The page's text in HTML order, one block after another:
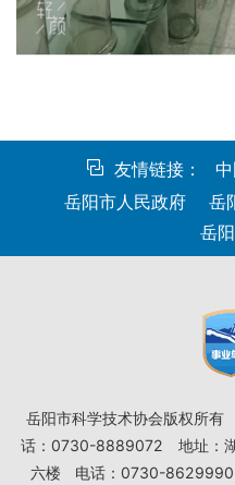
友情链接：
岳阳市人民政府
岳
岳
岳阳市科学技术协会版权所有
话：0730-8889072
地址：
六楼
电话：0730-8629990